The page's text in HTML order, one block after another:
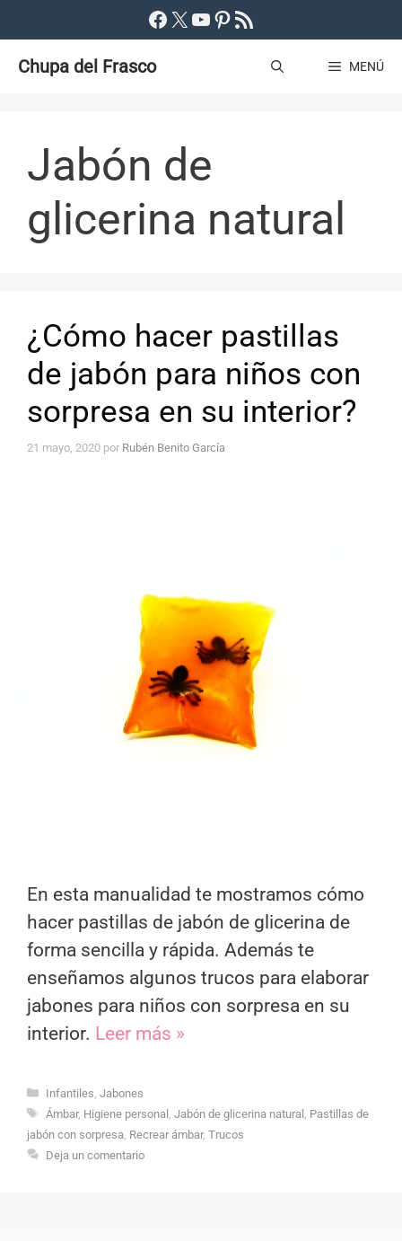
al
contenido
Facebook
X YouTube
Pinterest
Feed RSS
Chupa del Frasco MENÚ
Jabón de
glicerina natural
¿Cómo hacer pastillas
de jabón para niños con
sorpresa en su interior?
21 mayo, 2020 por Rubén Benito García
En esta manualidad te mostramos cómo
hacer pastillas de jabón de glicerina de
forma sencilla y rápida. Además te
enseñamos algunos trucos para elaborar
jabones para niños con sorpresa en su
interior. Leer más »
Categorías
Infantiles Jabones
Etiquetas
Ámbar, Higiene personal Jabón de glicerina natural Pastillas de
jabón con sorpresa Recrear ámbar, Trucos
Deja un comentario